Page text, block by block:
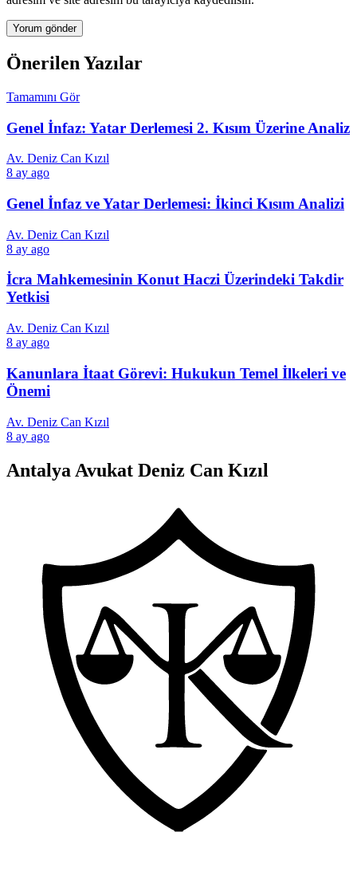
Önerilen Yazılar
Tamamını Gör
Genel İnfaz: Yatar Derlemesi 2. Kısım Üzerine Analiz
Av. Deniz Can Kızıl
8 ay ago
Genel İnfaz ve Yatar Derlemesi: İkinci Kısım Analizi
Av. Deniz Can Kızıl
8 ay ago
İcra Mahkemesinin Konut Haczi Üzerindeki Takdir
Yetkisi
Av. Deniz Can Kızıl
8 ay ago
Kanunlara İtaat Görevi: Hukukun Temel İlkeleri ve
Önemi
Av. Deniz Can Kızıl
8 ay ago
Antalya Avukat Deniz Can Kızıl